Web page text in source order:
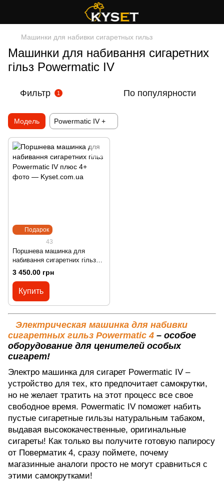
Машинки для набивки сигаретных гильз
Машинки для набивання сигаретних
гільз Powermatic IV
Фильтр 1 По популярности
Модель Powermatic IV +
Подарок
43
Поршнева машинка для
набивання сигаретних гільз
Powermatic IV плюс 4+
3 450.00 грн
Купить
Электрическая машинка для набивки
сигаретных гильз Powermatic 4 – особое
оборудование для ценителей особых
сигарет!
Электро машинка для сигарет Powermatic IV –
устройство для тех, кто предпочитает самокрутки,
но не желает тратить на этот процесс все свое
свободное время. Powermatic IV поможет набить
пустые сигаретные гильзы натуральным табаком,
выдавая высококачественные, оригинальные
сигареты! Как только вы получите готовую папиросу
от Поверматик 4, сразу поймете, почему
магазинные аналоги просто не могут сравниться с
этими самокрутками!